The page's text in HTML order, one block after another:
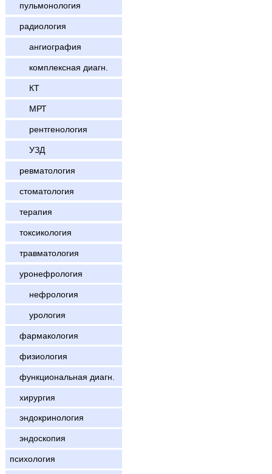
пульмонология
радиология
ангиография
комплексная диагн.
КТ
МРТ
рентгенология
УЗД
ревматология
стоматология
терапия
токсикология
травматология
уронефрология
нефрология
урология
фармакология
физиология
функциональная диагн.
хирургия
эндокринология
эндоскопия
психология